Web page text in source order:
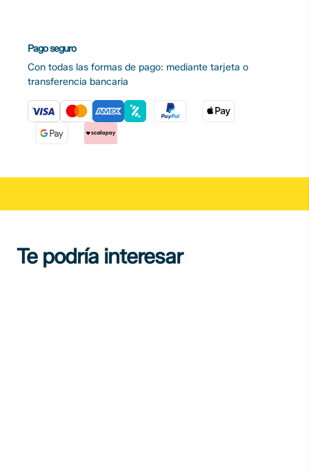
Pago seguro
Con todas las formas de pago: mediante tarjeta o
transferencia bancaria
Te podría interesar